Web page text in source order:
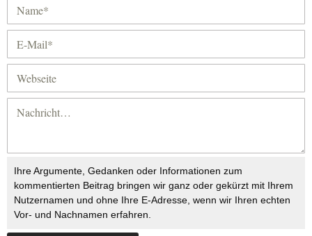
Ihre Argumente, Gedanken oder Informationen zum
kommentierten Beitrag bringen wir ganz oder gekürzt mit Ihrem
Nutzernamen und ohne Ihre E-Adresse, wenn wir Ihren echten
Vor- und Nachnamen erfahren.